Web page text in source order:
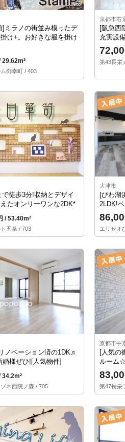
]ミラノの街並み模ったデ
け+。お好きな服を掛け
29.62m²
御幸町 / 403
京都市右
[阪急西
充実設
第43長栄
徒歩3分!収納とデザイ
たオンリーワンな2DK*
/ 53.40m²
五条 / 703
大津市
[びわ湖
2LDK!
エリセオ
ノベーション済の1DK♬
婚様ぜひ![人気物件]
34.2m²
ネ西院ノ森 / 705
京都市中
[人気の
ルーム
第47長栄